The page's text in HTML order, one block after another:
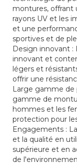
montures, offrant
rayons UV et les
et une
sportives et de
Design innovant
innovant et
légers et
offrir une
Large gamme de
gamme de
hommes et les
protection pour
Engagements :
et la qualité en
supérieure et en
de